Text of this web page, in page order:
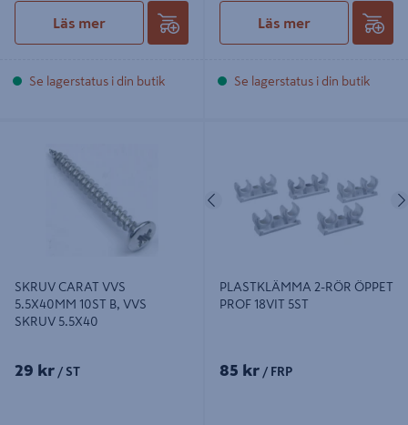
Läs mer
Se lagerstatus i din butik
Läs mer
Se lagerstatus i din butik
10ST B, VVS SKRUV 5.5X40
SKRUV CARAT VVS
5.5X40MM 10ST B, VVS
SKRUV 5.5X40
29 kr / ST
Föregående
PLASTKLÄMMA 2-RÖR ÖPPET
PROF 18VIT 5ST
85 kr / FRP